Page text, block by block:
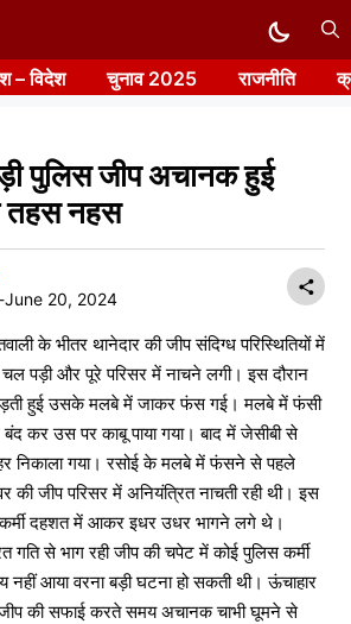
– विदेश चुनाव 2025 राजनीति
पुलिस जीप अचानक हुई
तहस नहस
June 20, 2024
के भीतर थानेदार की जीप संदिग्ध परिस्थितियों में
पड़ी और पूरे परिसर में नाचने लगी। इस दौरान
हुई उसके मलबे में जाकर फंस गई। मलबे में फंसी
कर उस पर काबू पाया गया। बाद में जेसीबी से
निकाला गया। रसोई के मलबे में फंसने से पहले
की जीप परिसर में अनियंत्रित नाचती रही थी। इस
दहशत में आकर इधर उधर भागने लगे थे।
गति से भाग रही जीप की चपेट में कोई पुलिस कर्मी
नहीं आया वरना बड़ी घटना हो सकती थी। ऊंचाहार
जीप की सफाई करते समय अचानक चाभी घूमने से